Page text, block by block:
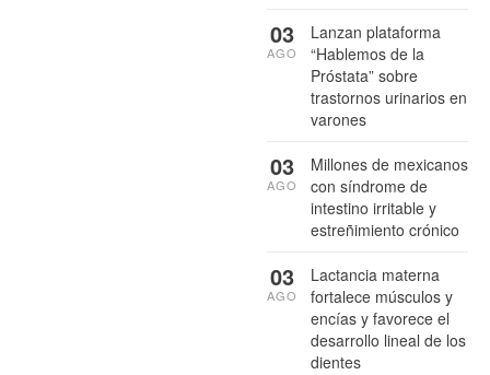
Lanzan plataforma
“Hablemos de la
Próstata” sobre
trastornos urinarios en
varones
03
AGO
Millones de mexicanos
con síndrome de
intestino irritable y
estreñimiento crónico
03
AGO
Lactancia materna
fortalece músculos y
encías y favorece el
desarrollo lineal de los
dientes
03
AGO